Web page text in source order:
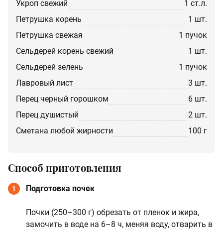
укроп свежий
1 ст.л.
петрушка корень
1 шт.
петрушка свежая
1 пучок
сельдерей корень свежий
1 шт.
сельдерей зелень
1 пучок
лавровый лист
3 шт.
перец черный горошком
6 шт.
перец душистый
2 шт.
сметана любой жирности
100 г
Способ приготовления
1 Подготовка почек
Почки (250–300 г) обрезать от пленок и жира,
замочить в воде на 6–8 ч, меняя воду, отварить в